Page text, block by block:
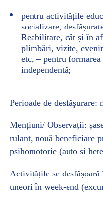
pentru activitățile
socializare,
Reabilitare, cât și în
plimbări, vizite,
etc, – pentru
independentă;
Perioade de desfăşurare:
Mențiuni/ Observații:
rulant, nouă beneficiare
psihomotorie (auto si
Activitățile se
uneori în week-end